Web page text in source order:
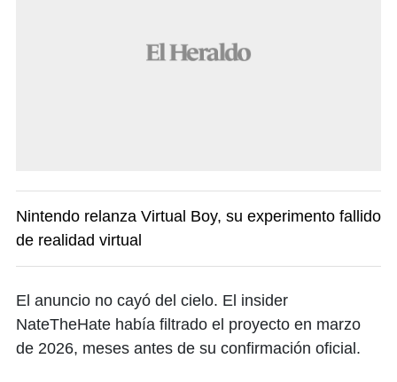
Nintendo relanza Virtual Boy, su experimento fallido
de realidad virtual
El anuncio no cayó del cielo. El insider
NateTheHate había filtrado el proyecto en marzo
de 2026, meses antes de su confirmación oficial.